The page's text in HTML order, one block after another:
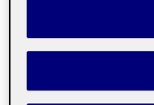
para contribuir a su
con docentes e